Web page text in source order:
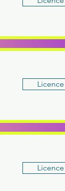
Licence
Licence